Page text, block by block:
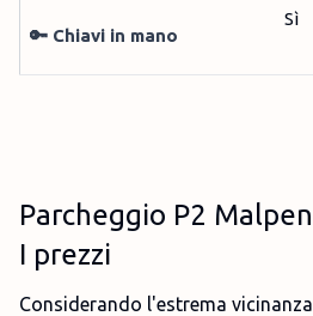
🔑 Chiavi in mano
Sì
Parcheggio P2
I prezzi
Considerando l'estrema